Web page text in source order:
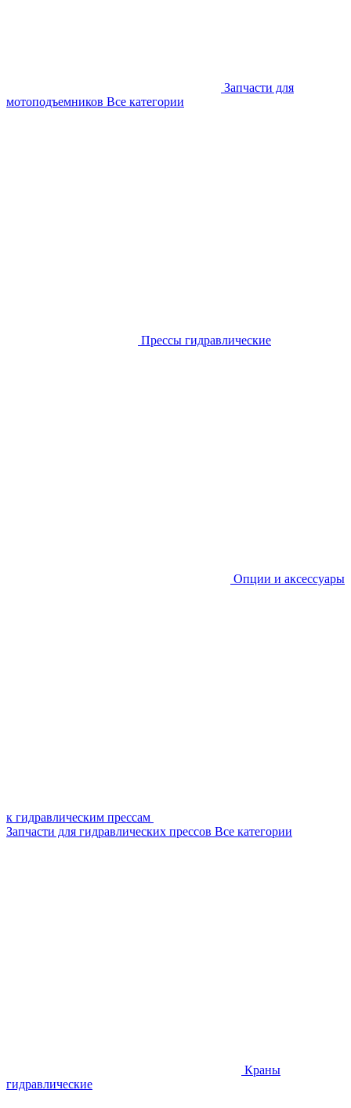
Запчасти для
мотоподъемников Все категории
Прессы гидравлические
Опции и аксессуары
к гидравлическим прессам
Запчасти для гидравлических прессов Все категории
Краны
гидравлические